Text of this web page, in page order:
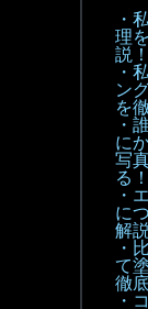
・
理
説
・
ン
を
・
に
写
る
・
に
解
・
て
徹
・